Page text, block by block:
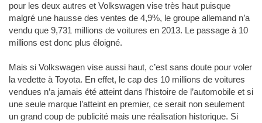
pour les deux autres et Volkswagen vise très haut puisque
malgré une hausse des ventes de 4,9%, le groupe allemand n’a
vendu que 9,731 millions de voitures en 2013. Le passage à 10
millions est donc plus éloigné.
Mais si Volkswagen vise aussi haut, c’est sans doute pour voler
la vedette à Toyota. En effet, le cap des 10 millions de voitures
vendues n’a jamais été atteint dans l’histoire de l’automobile et si
une seule marque l’atteint en premier, ce serait non seulement
un grand coup de publicité mais une réalisation historique. Si